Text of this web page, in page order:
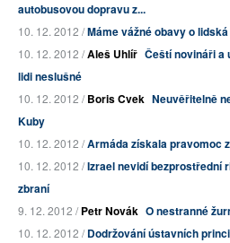
autobusovou dopravu z...
10. 12. 2012 /Máme vážné obavy o
10. 12. 2012 /Aleš Uhlíř Čeští novináři a
lidi neslušné
10. 12. 2012 /Boris Cvek Neuvěřitelně
Kuby
10. 12. 2012 /Armáda získala pravomoc
10. 12. 2012 /Izrael nevidí bezprostřední
zbraní
9. 12. 2012 /Petr Novák O nestranné
10. 12. 2012 /Dodržování ústavních